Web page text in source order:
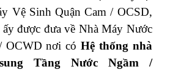
Vệ Sinh Quận Cam / OCSD,
được đưa về Nhà Máy Nước
OCWD nơi cóHệ thống nhà
Tầng Nước Ngầm /